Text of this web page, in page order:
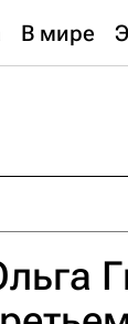
В мире